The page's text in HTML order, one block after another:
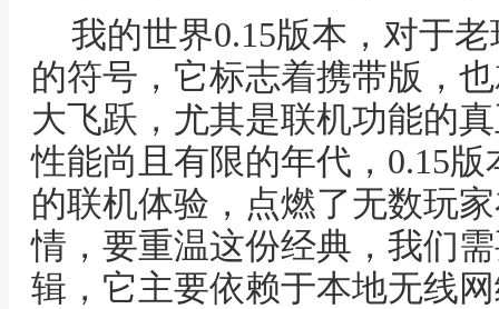
我的世界0.15版本，对于
的符号，它标志着携带版，
大飞跃，尤其是联机功能的
性能尚且有限的年代，0.15
的联机体验，点燃了无数玩
情，要重温这份经典，我们
辑，它主要依赖于本地无线